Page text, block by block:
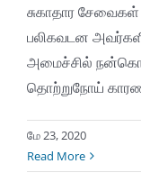
சுகாதார சேவைகள்
பலிகவடன
அமைச்சில்
தொற்றுநோய்
மே 23, 2020
Read More